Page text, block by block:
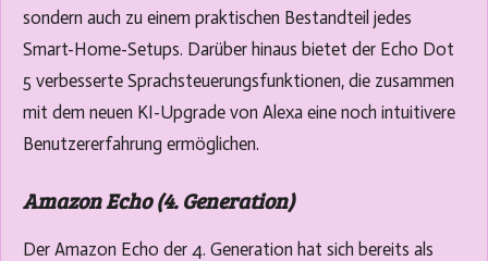
sondern auch zu einem praktischen Bestandteil jedes
Smart-Home-Setups. Darüber hinaus bietet der Echo Dot
5 verbesserte Sprachsteuerungsfunktionen, die zusammen
mit dem neuen KI-Upgrade von Alexa eine noch intuitivere
Benutzererfahrung ermöglichen.
Amazon Echo (4. Generation)
Der Amazon Echo der 4. Generation hat sich bereits als